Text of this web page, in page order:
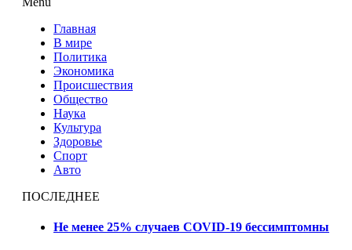
Главная
В мире
Политика
Экономика
Происшествия
Общество
Наука
Культура
Здоровье
Спорт
Авто
ПОСЛЕДНЕЕ
Не менее 25% случаев COVID-19 бессимптомны